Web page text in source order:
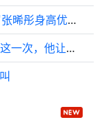
偶遇洪欣母女出行，同框似姐妹，11岁张晞彤身高优越，模样像爸爸
被人民日报专访的刘宇宁再破天花板，这一次，他让全世界刮目相看